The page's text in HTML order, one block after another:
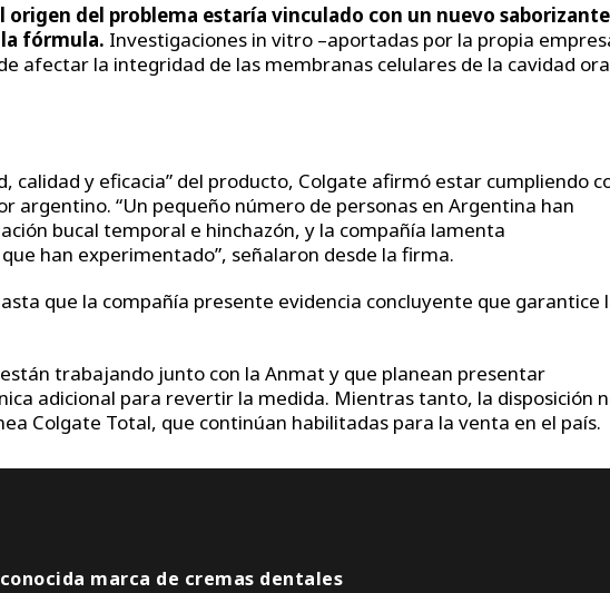
origen del problema estaría vinculado con un nuevo saborizante
fórmula. Investigaciones in vitro –aportadas por la propia
afectar la integridad de las membranas celulares de la cavidad
calidad y eficacia” del producto, Colgate afirmó estar cumpliendo
argentino. “Un pequeño número de personas en Argentina han
bucal temporal e hinchazón, y la compañía lamenta
han experimentado”, señalaron desde la firma.
que la compañía presente evidencia concluyente que garantice
trabajando junto con la Anmat y que planean presentar
adicional para revertir la medida. Mientras tanto, la disposición
Colgate Total, que continúan habilitadas para la venta en el país.
marca de cremas dentales